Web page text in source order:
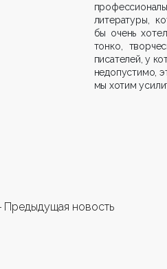
литературы,
бы очень
тонко,
писателей, у
недопустимо,
мы хотим
Предыдущая новость